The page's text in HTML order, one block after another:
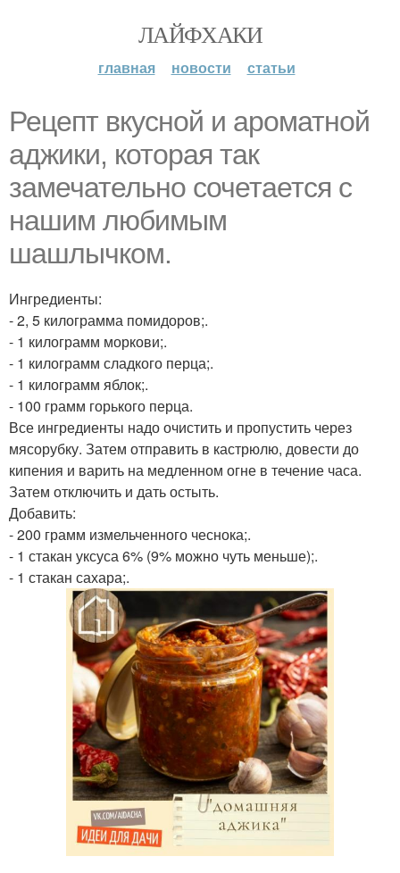
ЛАЙФХАКИ
главная новости статьи
Рецепт вкусной и ароматной
аджики, которая так
замечательно сочетается с
нашим любимым
шашлычком.
Ингредиенты:
- 2, 5 килограмма помидоров;.
- 1 килограмм моркови;.
- 1 килограмм сладкого перца;.
- 1 килограмм яблок;.
- 100 грамм горького перца.
Все ингредиенты надо очистить и пропустить через
мясорубку. Затем отправить в кастрюлю, довести до
кипения и варить на медленном огне в течение часа.
Затем отключить и дать остыть.
Добавить:
- 200 грамм измельченного чеснока;.
- 1 стакан уксуса 6% (9% можно чуть меньше);.
- 1 стакан сахара;.